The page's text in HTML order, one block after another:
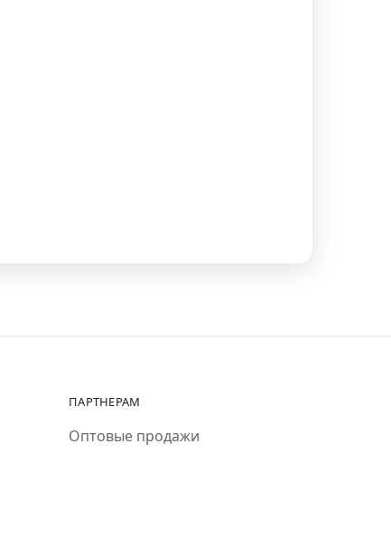
ПАРТНЕРАМ
Оптовые продажи